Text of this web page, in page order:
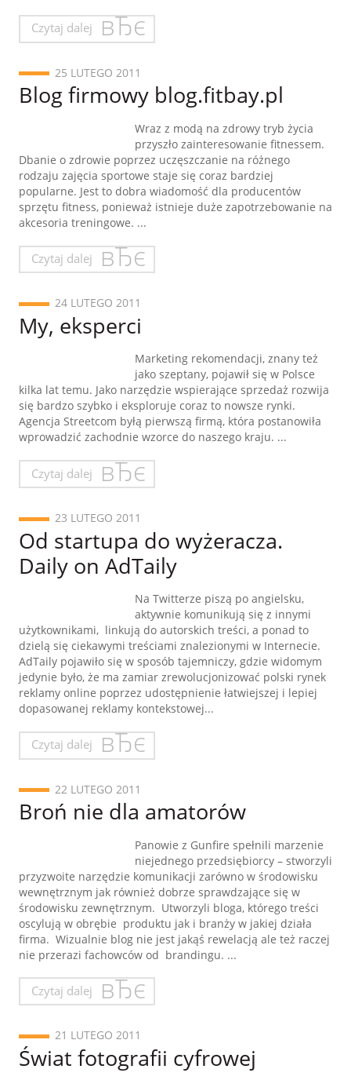
Czytaj dalej
25 LUTEGO 2011
Blog firmowy blog.fitbay.pl
Wraz z modą na zdrowy tryb życia
przyszło zainteresowanie fitnessem.
Dbanie o zdrowie poprzez uczęszczanie na różnego
rodzaju zajęcia sportowe staje się coraz bardziej
popularne. Jest to dobra wiadomość dla producentów
sprzętu fitness, ponieważ istnieje duże zapotrzebowanie na
akcesoria treningowe. ...
Czytaj dalej
24 LUTEGO 2011
My, eksperci
Marketing rekomendacji, znany też
jako szeptany, pojawił się w Polsce
kilka lat temu. Jako narzędzie wspierające sprzedaż rozwija
się bardzo szybko i eksploruje coraz to nowsze rynki.
Agencja Streetcom byłą pierwszą firmą, która postanowiła
wprowadzić zachodnie wzorce do naszego kraju. ...
Czytaj dalej
23 LUTEGO 2011
Od startupa do wyżeracza.
Daily on AdTaily
Na Twitterze piszą po angielsku,
aktywnie komunikują się z innymi
użytkownikami, linkują do autorskich treści, a ponad to
dzielą się ciekawymi treściami znalezionymi w Internecie.
AdTaily pojawiło się w sposób tajemniczy, gdzie widomym
jedynie było, że ma zamiar zrewolucjonizować polski rynek
reklamy online poprzez udostępnienie łatwiejszej i lepiej
dopasowanej reklamy kontekstowej...
Czytaj dalej
22 LUTEGO 2011
Broń nie dla amatorów
Panowie z Gunfire spełnili marzenie
niejednego przedsiębiorcy – stworzyli
przyzwoite narzędzie komunikacji zarówno w środowisku
wewnętrznym jak również dobrze sprawdzające się w
środowisku zewnętrznym. Utworzyli bloga, którego treści
oscylują w obrębie produktu jak i branży w jakiej działa
firma. Wizualnie blog nie jest jakąś rewelacją ale też raczej
nie przerazi fachowców od brandingu. ...
Czytaj dalej
21 LUTEGO 2011
Świat fotografii cyfrowej